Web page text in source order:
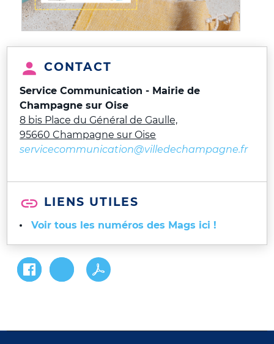
CONTACT
Service Communication - Mairie de
Champagne sur Oise
8 bis Place du Général de Gaulle,
95660 Champagne sur Oise
servicecommunication@villedechampagne.fr
LIENS UTILES
Voir tous les numéros des Mags ici !